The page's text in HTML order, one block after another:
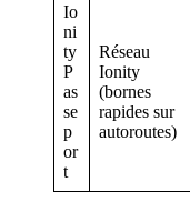
Io
ni
ty
P
as
se
p
or
t
Réseau
Ionity
(bornes
rapides sur
autoroutes)